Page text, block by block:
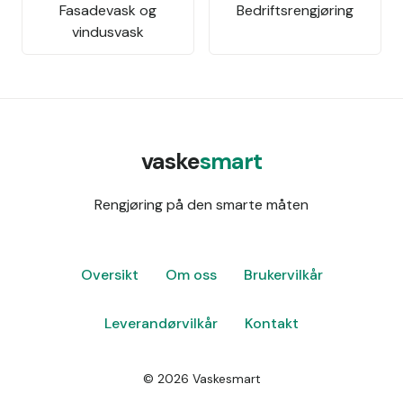
Fasadevask og
vindusvask
Bedriftsrengjøring
vaskesmart
Rengjøring på den smarte måten
Oversikt Om oss Brukervilkår
Leverandørvilkår Kontakt
© 2026 Vaskesmart